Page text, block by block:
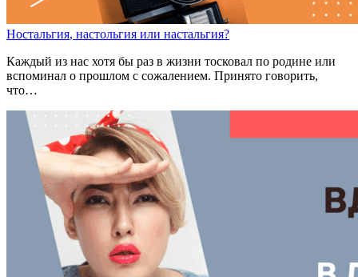
Ностальгия, настольгия или настальгия?
Каждый из нас хотя бы раз в жизни тосковал по родине или
вспоминал о прошлом с сожалением. Принято говорить,
что…